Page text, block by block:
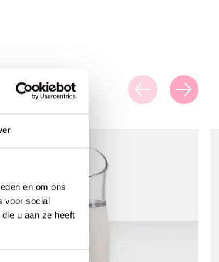
en om ons
voor social
u aan ze heeft